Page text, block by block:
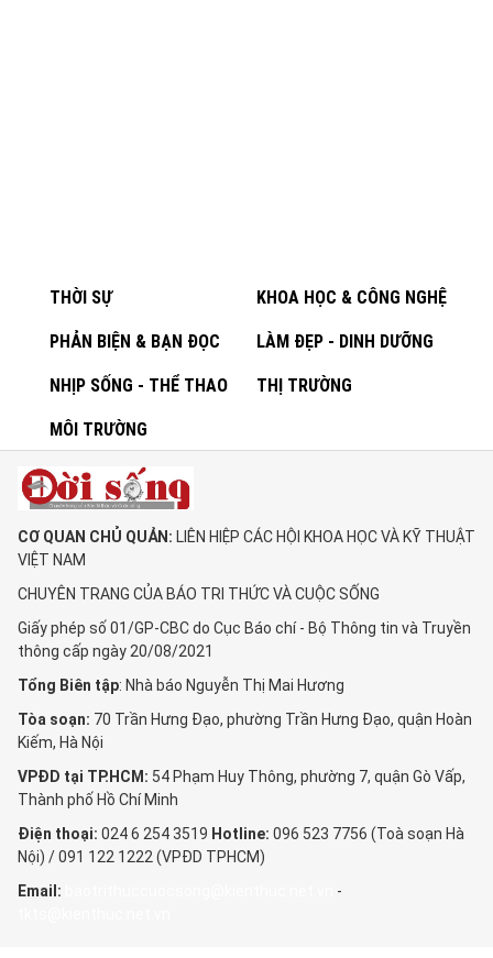
THỜI SỰ KHOA HỌC & CÔNG NGHỆ
PHẢN BIỆN & BẠN ĐỌC LÀM ĐẸP - DINH DƯỠNG
NHỊP SỐNG - THỂ THAO THỊ TRƯỜNG
MÔI TRƯỜNG
CƠ QUAN CHỦ QUẢN: LIÊN HIỆP CÁC HỘI KHOA HỌC VÀ KỸ THUẬT
VIỆT NAM
CHUYÊN TRANG CỦA BÁO TRI THỨC VÀ CUỘC SỐNG
Giấy phép số 01/GP-CBC do Cục Báo chí - Bộ Thông tin và Truyền
thông cấp ngày 20/08/2021
Tổng Biên tập: Nhà báo Nguyễn Thị Mai Hương
Tòa soạn: 70 Trần Hưng Đạo, phường Trần Hưng Đạo, quận Hoàn
Kiếm, Hà Nội
VPĐD tại TP.HCM: 54 Phạm Huy Thông, phường 7, quận Gò Vấp,
Thành phố Hồ Chí Minh
Điện thoại: 024 6 254 3519 Hotline: 096 523 7756 (Toà soạn Hà
Nội) / 091 122 1222 (VPĐD TPHCM)
Email:
-